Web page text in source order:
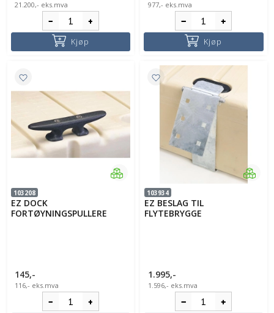
21.200,- eks.mva
Kjøp
977,- eks.mva
Kjøp
103208
EZ DOCK
FORTØYNINGSPULLERE
145,-
116,- eks.mva
103934
EZ BESLAG TIL
FLYTEBRYGGE
1.995,-
1.596,- eks.mva